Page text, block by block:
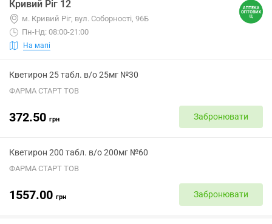
Кривий Ріг 12
м. Кривий Ріг, вул. Соборності, 96Б
Пн-Нд: 08:00-21:00
На мапі
Кветирон 25 табл. в/о 25мг №30
ФАРМА СТАРТ ТОВ
372.50 грн Забронювати
Кветирон 200 табл. в/о 200мг №60
ФАРМА СТАРТ ТОВ
1557.00 грн Забронювати